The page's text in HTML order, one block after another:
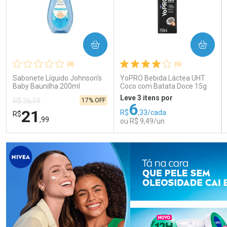
(0)
Sabonete Líquido Johnson's
Baby Baunilha 200ml
R$ 26,59
R$21 ,99
17% OFF
COMPRAR
FECHAR
Laboratório
FECHAR
Por Menos
(6)
YoPRO Bebida Láctea UHT
Coco com Batata Doce 15g
de proteínas 250ml
Leve 3 itens por
R$6,33/cada
ou R$ 9,49/un
COMPRAR
Laboratório
Por Menos